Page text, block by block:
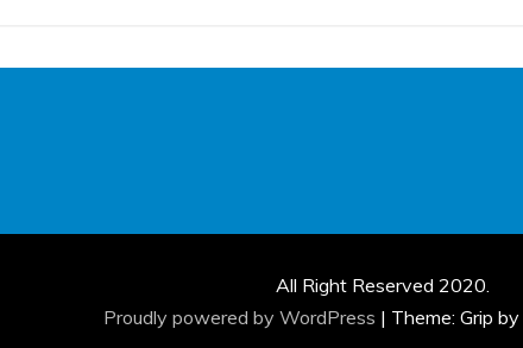
All Right Reserved 2020.
Proudly powered by WordPress | Theme: Grip by